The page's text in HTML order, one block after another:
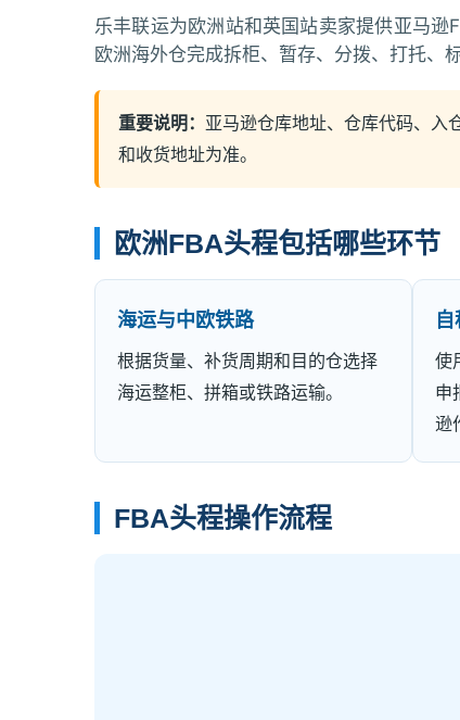
乐丰联运为欧洲站和英国站卖家提供亚马
欧洲海外仓完成拆柜、暂存、分拨、打托、
重要说明： 亚马逊仓库地址、仓库代码、入
和收货地址为准。
欧洲FBA头程包括哪些环节
海运与中欧铁路
根据货量、补货周期和目的仓选择
海运整柜、拼箱或铁路运输。
使
申
逊
FBA头程操作流程